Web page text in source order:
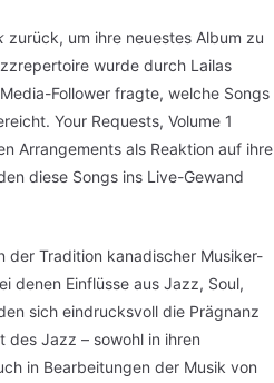
zurück, um ihre neuestes Album zu
wurde durch Lailas
Follower fragte, welche Songs
Your Requests, Volume 1
Arrangements als Reaktion auf ihre
diese Songs ins Live-Gewand
der Tradition kanadischer Musiker-
denen Einflüsse aus Jazz, Soul,
sich eindrucksvoll die Prägnanz
Jazz – sowohl in ihren
in Bearbeitungen der Musik von